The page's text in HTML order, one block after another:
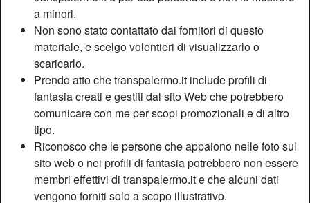
a minori.
Non sono stato contattato dai fornitori di questo
materiale, e scelgo volentieri di visualizzarlo o
scaricarlo.
Prendo atto che transpalermo.it include profili di
fantasia creati e gestiti dal sito Web che potrebbero
comunicare con me per scopi promozionali e di altro
tipo.
Riconosco che le persone che appaiono nelle foto sul
sito web o nei profili di fantasia potrebbero non essere
membri effettivi di transpalermo.it e che alcuni dati
vengono forniti solo a scopo illustrativo.
Paese:
Provincia:
Palermo
Sesso:
Shemale
Sessualità:
Relazione:
Single
Colore dei capelli:
Scuro
Colore degli occhi:
Castani
Peso:
63 Kg
Depilata:
Sì
Fumatrice:
A volte